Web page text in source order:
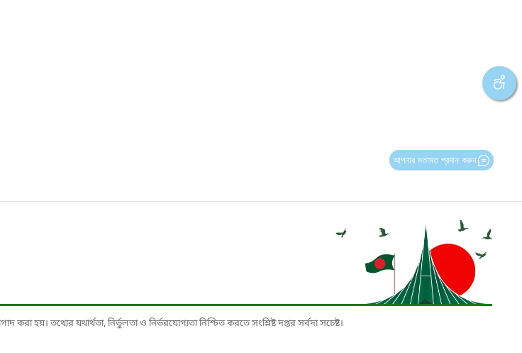
আপনার মতামত প্রদান করুন
হয়। তথ্যের যথার্থতা, নির্ভুলতা ও নির্ভরযোগ্যতা নিশ্চিত করতে সংশ্লিষ্ট দপ্তর সর্বদা সচেষ্ট।